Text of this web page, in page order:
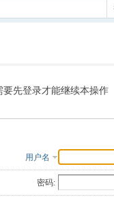
要先登录才能继续本操作
用户名
密码: